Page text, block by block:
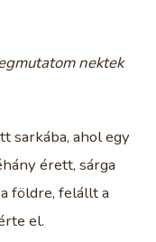
nektek
sarkába, ahol egy
érett, sárga
földre, felállt a
el.